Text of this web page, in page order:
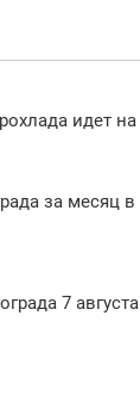
идет на
за месяц
7